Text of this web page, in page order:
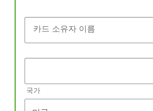
카드 소유자 이름
국가